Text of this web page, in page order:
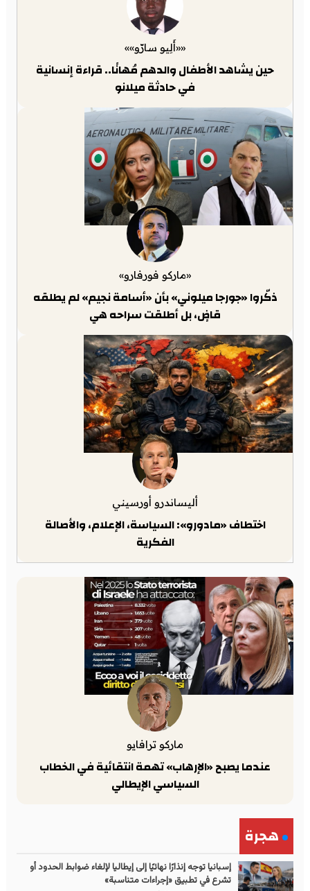
««أَلِيو سارّو»»
حين يشاهد الأطفال والدهم مُهانًا.. قراءة إنسانية
في حادثة ميلانو
«ماركو فورفارو»
ذكّروا «جورجا ميلوني» بأن «أسامة نجيم» لم يطلقه
قاضٍ، بل أطلقت سراحه هي
أليساندرو أورسيني
اختطاف «مادورو»: السياسة، الإعلام، والأصالة
الفكرية
ماركو ترافايو
عندما يصبح «الإرهاب» تهمة انتقائية في الخطاب
السياسي الإيطالي
هجرة
إسبانيا توجه إنذارًا نهائيًا إلى إيطاليا لإلغاء ضوابط الحدود أو
تشرع في تطبيق «إجراءات متناسبة»